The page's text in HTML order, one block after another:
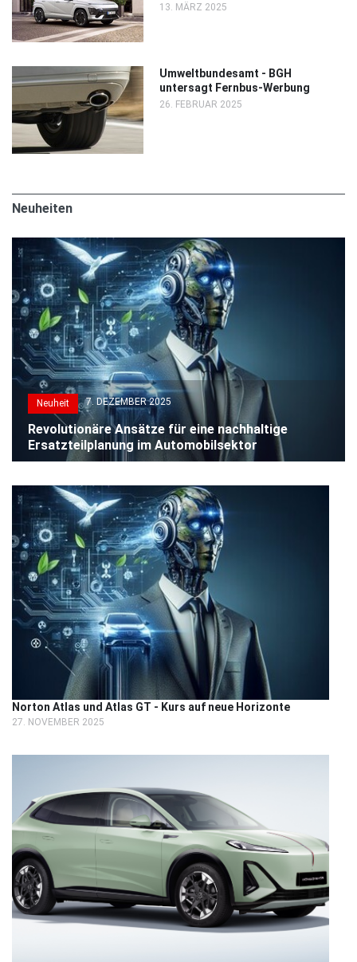
13. MÄRZ 2025
Umweltbundesamt - BGH
untersagt Fernbus-Werbung
26. FEBRUAR 2025
Neuheiten
Neuheit 7. DEZEMBER 2025
Revolutionäre Ansätze für eine nachhaltige
Ersatzteilplanung im Automobilsektor
Norton Atlas und Atlas GT - Kurs auf neue Horizonte
27. NOVEMBER 2025